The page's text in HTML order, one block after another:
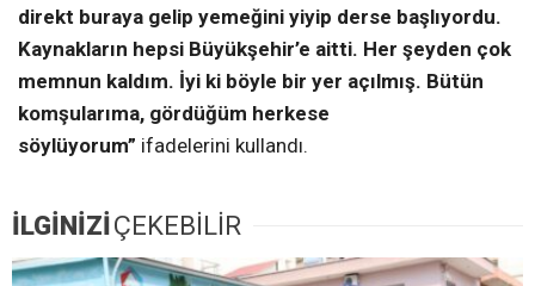
direkt buraya gelip yemeğini yiyip derse başlıyordu.
Kaynakların hepsi Büyükşehir’e aitti. Her şeyden çok
memnun kaldım. İyi ki böyle bir yer açılmış. Bütün
komşularıma, gördüğüm herkese
söylüyorum” ifadelerini kullandı.
İLGİNİZİÇEKEBİLİR